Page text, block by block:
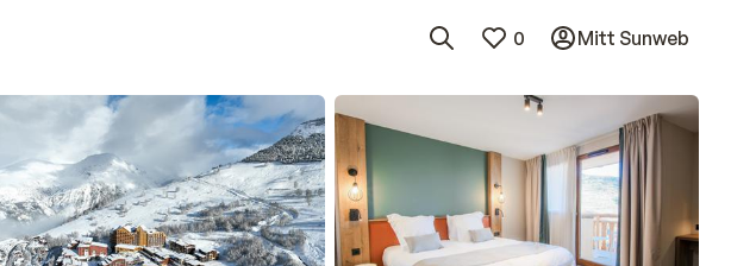
0 Mitt Sunweb